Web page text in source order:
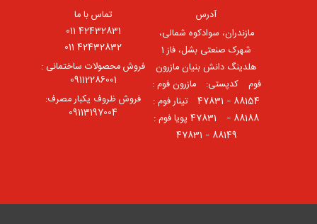
آدرس
مازندران، سوادکوه شمالی،
شهرک صنعتی بشل، فاز 1
هلدینگ دانش بنیان مازرون
فوم ⠀کدپستی: ⠀مازرون فوم :
88154 – 47831 ⠀تینار فوم :
88188 – 47831⠀ پویا فوم :
88149 – 47831
تماس با ما
42432831 011
42432832 011
فروش محصولات ساختمانی :
09112286001
فروش ظروف یکبار مصرف:
09113197004